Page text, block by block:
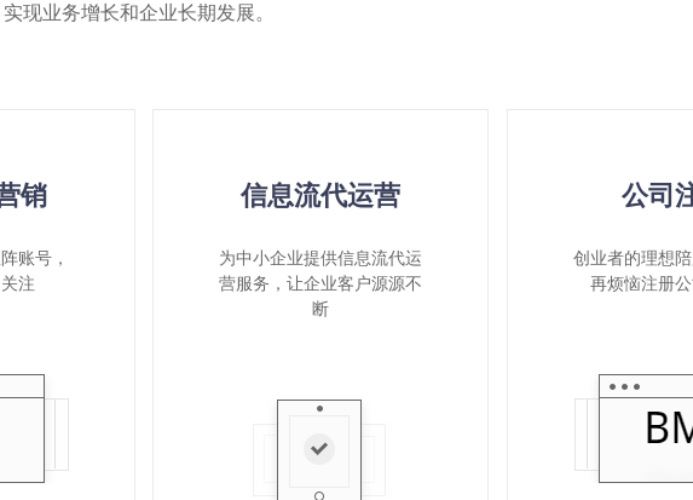
现业务增长和企业长期发展。
销
账号，
注
信息流代运营
为中小企业提供信息流代运
营服务，让企业客户源源不
断
公司
创业者的理想
再烦恼注册